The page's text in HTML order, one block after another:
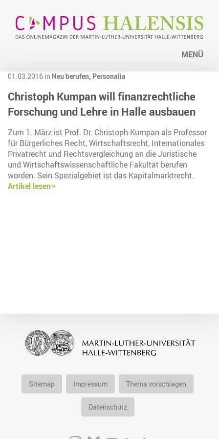
MENÜ
01.03.2016 in Neu berufen, Personalia
Christoph Kumpan will finanzrechtliche
Forschung und Lehre in Halle ausbauen
Zum 1. März ist Prof. Dr. Christoph Kumpan als Professor
für Bürgerliches Recht, Wirtschaftsrecht, Internationales
Privatrecht und Rechtsvergleichung an die Juristische
und Wirtschaftswissenschaftliche Fakultät berufen
worden. Sein Spezialgebiet ist das Kapitalmarktrecht.
Artikel lesen
Sitemap Impressum Thema vorschlagen
Datenschutz